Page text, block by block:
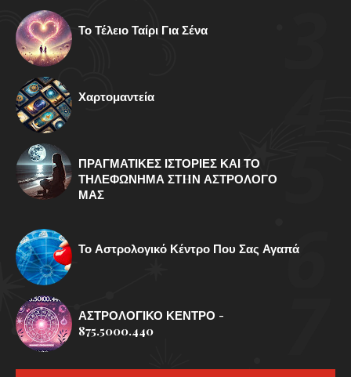
Το Τέλειο Ταίρι Για Σένα
Χαρτομαντεία
ΠΡΑΓΜΑΤΙΚΕΣ ΙΣΤΟΡΙΕΣ ΚΑΙ ΤΟ
ΤΗΛΕΦΩΝΗΜΑ ΣΤHΝ ΑΣΤΡΟΛΟΓΟ
ΜΑΣ
Το Αστρολογικό Κέντρο Που Σας Αγαπά
ΑΣΤΡΟΛΟΓΙΚΟ ΚΕΝΤΡΟ -
875.5000.440